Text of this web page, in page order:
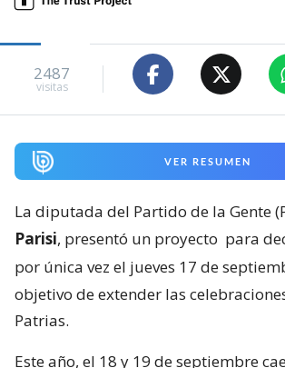
2487
visitas
VER RESUMEN
La diputada del Partido de la Gente
Parisi, presentó un proyecto para
por única vez el jueves 17 de
objetivo de extender las
Patrias.
Este año, el 18 y 19 de septiembre